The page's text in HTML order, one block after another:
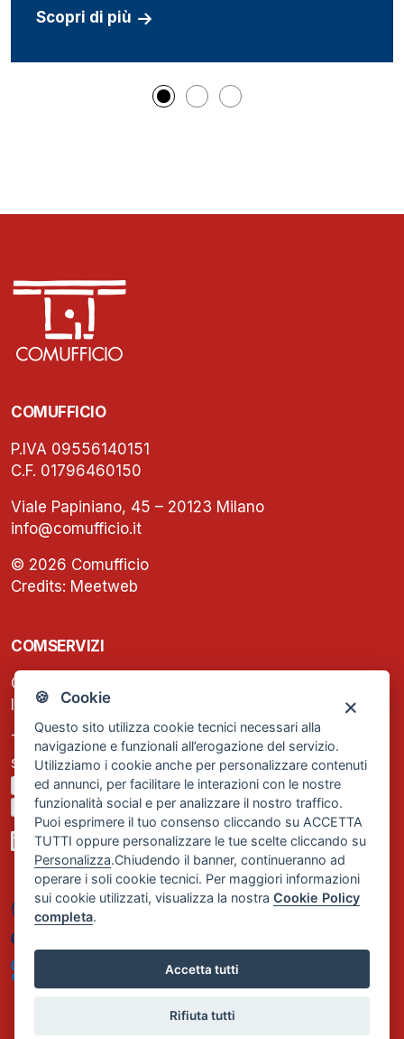
🍪 Cookie
Questo sito utilizza cookie tecnici necessari alla
navigazione e funzionali all’erogazione del servizio.
Utilizziamo i cookie anche per personalizzare contenuti
ed annunci, per facilitare le interazioni con le nostre
funzionalità social e per analizzare il nostro traffico.
Puoi esprimere il tuo consenso cliccando su ACCETTA
TUTTI oppure personalizzare le tue scelte cliccando su
Personalizza.Chiudendo il banner, continueranno ad
operare i soli cookie tecnici. Per maggiori informazioni
sui cookie utilizzati, visualizza la nostraCookie Policy
completa.
Accetta tutti
Rifiuta tutti
Scopri di più
COMUFFICIO
P.IVA 09556140151
C.F. 01796460150
Viale Papiniano, 45 – 20123 Milano
info@comufficio.it
© 2026 Comufficio
Credits: Meetweb
COMSERVIZI
C.F. e P.IVA: 13474420158
Iscrizione REA Milano n. 1656740
Tel. +39 02 2838 1307
segreteria@comservizi.eu
Privacy Policy
Cookie Policy